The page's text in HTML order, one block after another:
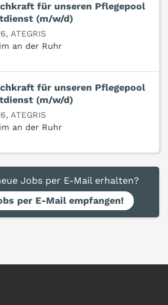
für unseren Pflegepool
(m/w/d)
ATEGRIS
an der Ruhr
für unseren Pflegepool
(m/w/d)
ATEGRIS
an der Ruhr
Jobs per E-Mail erhalten?
per E-Mail empfangen!